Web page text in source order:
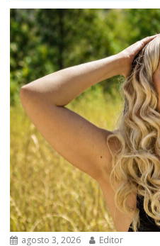
agosto 3, 2026 Editor